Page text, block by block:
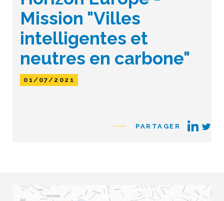
Mission "Villes
intelligentes et
neutres en carbone"
01/07/2021
PARTAGER